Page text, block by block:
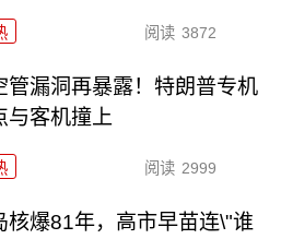
阅读 3872
管漏洞再暴露！特朗普专机
与客机撞上
阅读 2999
核爆81年，高市早苗连\"谁